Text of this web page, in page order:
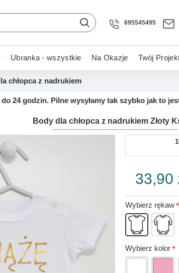
695545495
Ubranka - wszystkie Na Okazje Twój
chłopca z nadrukiem
24 godzin. Pilne wysyłamy tak szybko jak to
Body dla chłopca z nadrukiem Złoty
33,90
Wybierz rękaw
Wybierz kolor